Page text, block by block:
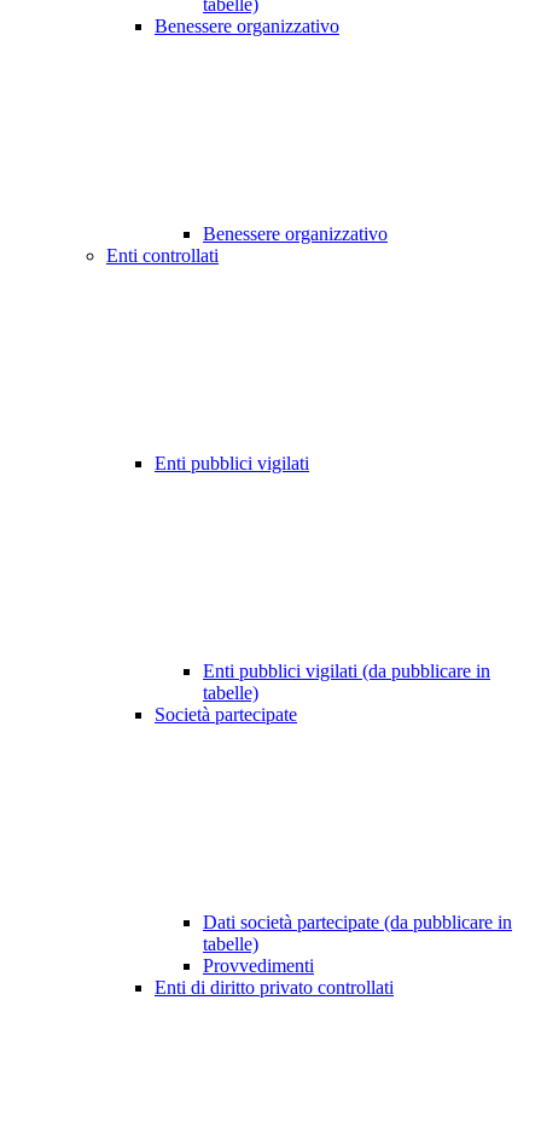
tabelle)
Benessere organizzativo
Benessere organizzativo
Enti controllati
Enti pubblici vigilati
Enti pubblici vigilati (da pubblicare in
tabelle)
Società partecipate
Dati società partecipate (da pubblicare in
tabelle)
Provvedimenti
Enti di diritto privato controllati